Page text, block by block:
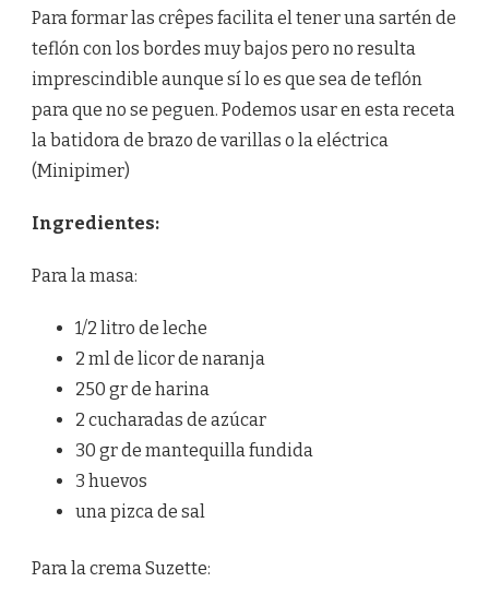
Para formar las crêpes facilita el tener una sartén de
teflón con los bordes muy bajos pero no resulta
imprescindible aunque sí lo es que sea de teflón
para que no se peguen. Podemos usar en esta receta
la batidora de brazo de varillas o la eléctrica
(Minipimer)
Ingredientes:
Para la masa:
1/2 litro de leche
2 ml de licor de naranja
250 gr de harina
2 cucharadas de azúcar
30 gr de mantequilla fundida
3 huevos
una pizca de sal
Para la crema Suzette: